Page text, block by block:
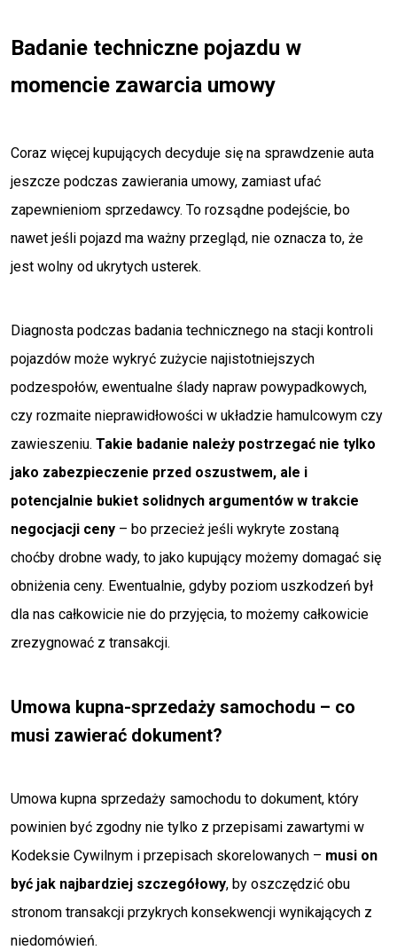
Badanie techniczne pojazdu w
momencie zawarcia umowy
Coraz więcej kupujących decyduje się na sprawdzenie auta
jeszcze podczas zawierania umowy, zamiast ufać
zapewnieniom sprzedawcy. To rozsądne podejście, bo
nawet jeśli pojazd ma ważny przegląd, nie oznacza to, że
jest wolny od ukrytych usterek.
Diagnosta podczas badania technicznego na stacji kontroli
pojazdów może wykryć zużycie najistotniejszych
podzespołów, ewentualne ślady napraw powypadkowych,
czy rozmaite nieprawidłowości w układzie hamulcowym czy
zawieszeniu. Takie badanie należy postrzegać nie tylko
jako zabezpieczenie przed oszustwem, ale i
potencjalnie bukiet solidnych argumentów w trakcie
negocjacji ceny – bo przecież jeśli wykryte zostaną
choćby drobne wady, to jako kupujący możemy domagać się
obniżenia ceny. Ewentualnie, gdyby poziom uszkodzeń był
dla nas całkowicie nie do przyjęcia, to możemy całkowicie
zrezygnować z transakcji.
Umowa kupna-sprzedaży samochodu – co
musi zawierać dokument?
Umowa kupna sprzedaży samochodu to dokument, który
powinien być zgodny nie tylko z przepisami zawartymi w
Kodeksie Cywilnym i przepisach skorelowanych – musi on
być jak najbardziej szczegółowy, by oszczędzić obu
stronom transakcji przykrych konsekwencji wynikających z
niedomówień.